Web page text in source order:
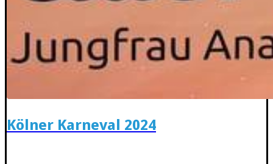
Kölner Karneval 2024